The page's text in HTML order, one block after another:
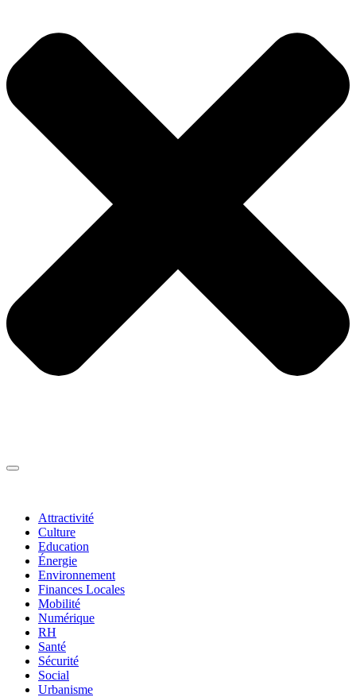
Attractivité
Culture
Education
Énergie
Environnement
Finances Locales
Mobilité
Numérique
RH
Santé
Sécurité
Social
Urbanisme